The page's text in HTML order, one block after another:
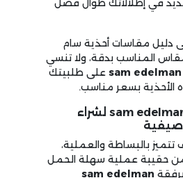
في إطلالاتك طوال فصل
دليل مقاسات أحذية سام
المناسب بدقة، ولا تنسي
sam على طلبيتك
بسعر مناسب.
sam edelman promo code لشراء
صيفية
تتميز بالبساطة والعملية،
من حقيبة عملية سهلة الحمل
sam edelman